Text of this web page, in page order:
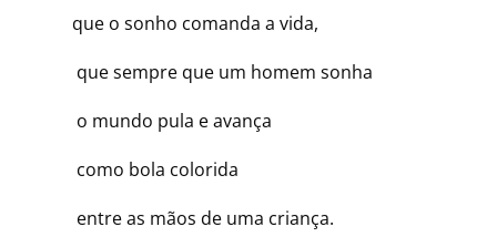
que o sonho comanda a vida,
que sempre que um homem sonha
o mundo pula e avança
como bola colorida
entre as mãos de uma criança.